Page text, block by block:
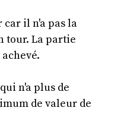
car il n'a pas la
tour. La partie
n'a plus de
de valeur de